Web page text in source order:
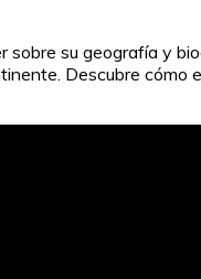
su geografía y
Descubre